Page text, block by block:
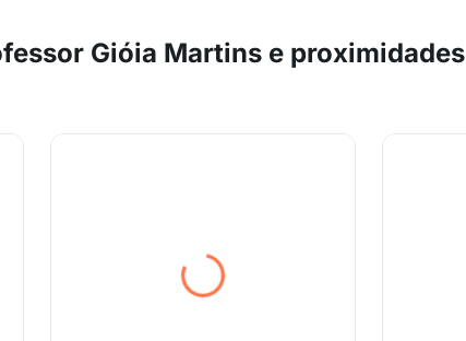
Gióia Martins e proximidades